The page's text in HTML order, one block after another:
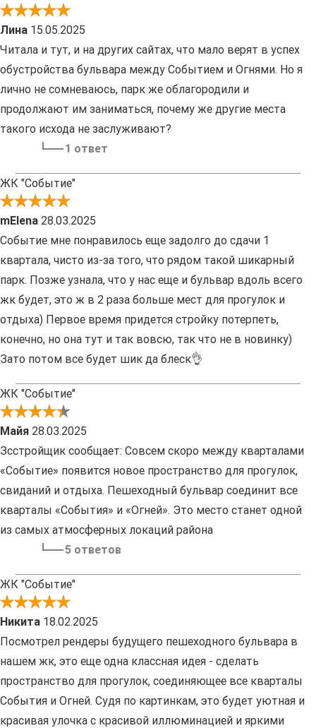
Лина 15.05.2025
Читала и тут, и на других сайтах, что мало верят в успех
обустройства бульвара между Событием и Огнями. Но я
лично не сомневаюсь, парк же облагородили и
продолжают им заниматься, почему же другие места
такого исхода не заслуживают?
1 ответ
ЖК "Событие"
mElena 28.03.2025
Событие мне понравилось еще задолго до сдачи 1
квартала, чисто из-за того, что рядом такой шикарный
парк. Позже узнала, что у нас еще и бульвар вдоль всего
жк будет, это ж в 2 раза больше мест для прогулок и
отдыха) Первое время придется стройку потерпеть,
конечно, но она тут и так вовсю, так что не в новинку)
Зато потом все будет шик да блеск👌
ЖК "Событие"
Майя 28.03.2025
Зсстройщик сообщает: Совсем скоро между кварталами
«Событие» появится новое пространство для прогулок,
свиданий и отдыха. Пешеходный бульвар соединит все
кварталы «События» и «Огней». Это место станет одной
из самых атмосферных локаций района
5 ответов
ЖК "Событие"
Никита 18.02.2025
Посмотрел рендеры будущего пешеходного бульвара в
нашем жк, это еще одна классная идея - сделать
пространство для прогулок, соединяющее все кварталы
События и Огней. Судя по картинкам, это будет уютная и
красивая улочка с красивой иллюминацией и яркими